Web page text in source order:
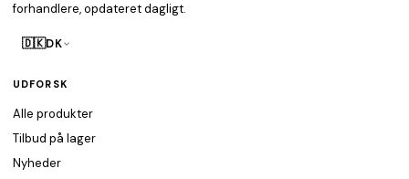
forhandlere, opdateret dagligt.
🇩🇰DK
UDFORSK
Alle produkter
Tilbud på lager
Nyheder